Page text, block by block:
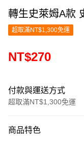
轉生史萊姆A款
超取滿NT$1,300免運
NT$270
付款與運送方式
超取滿NT$1,300免運
信用卡一次付款
商品特色